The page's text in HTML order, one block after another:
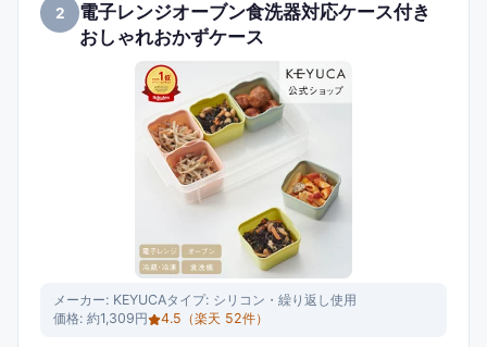
2
電子レンジオーブン食洗器対応ケース付き
おしゃれおかずケース
メーカー: KEYUCAタイプ: シリコン・繰り返し使用
価格: 約1,309円 4.5 （楽天 52件）